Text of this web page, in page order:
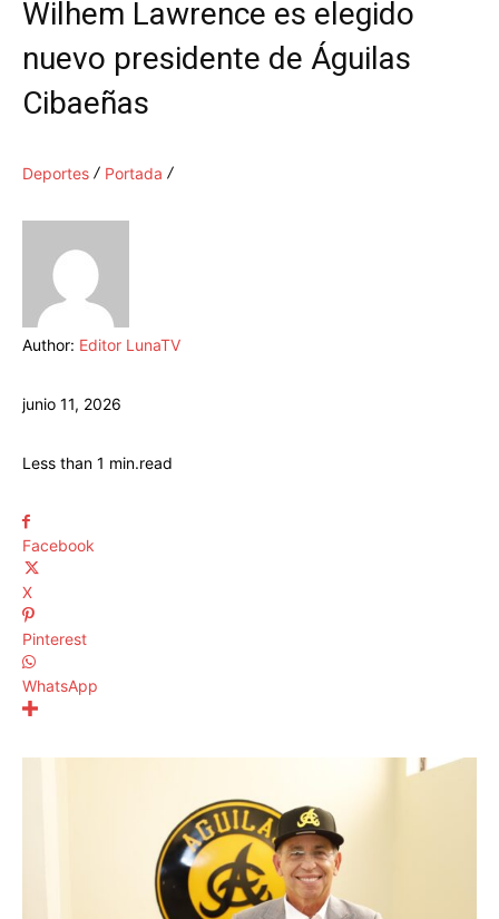
Wilhem Lawrence es elegido
nuevo presidente de Águilas
Cibaeñas
Deportes Portada
Author: Editor LunaTV
junio 11, 2026
Less than 1 min.read
Facebook
X
Pinterest
WhatsApp